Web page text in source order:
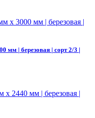
| березовая | сорт 2/3 |